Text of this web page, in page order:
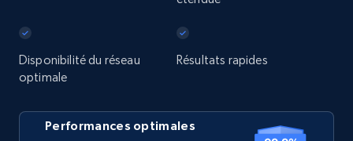
Disponibilité du réseau
optimale
Résultats rapides
Performances optimales